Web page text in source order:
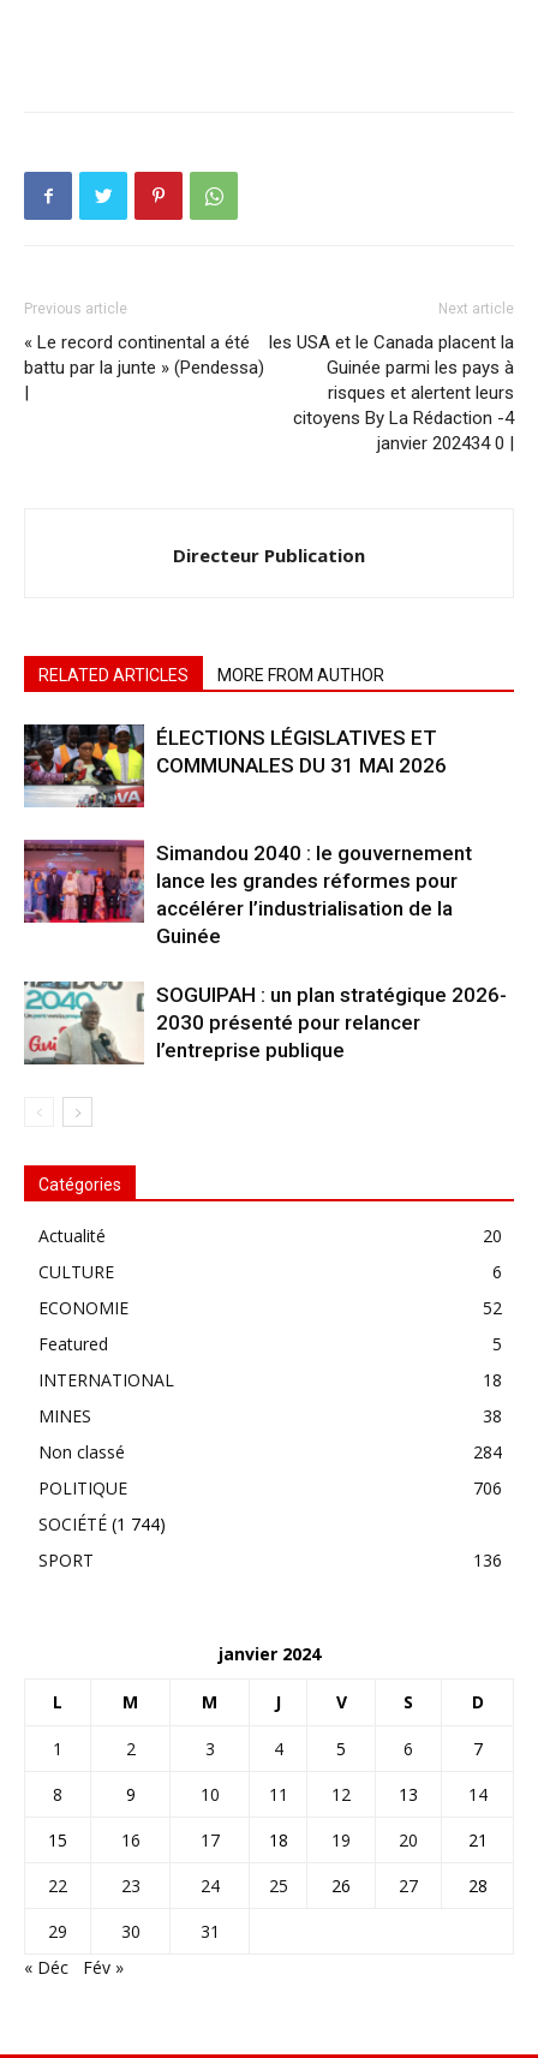
Previous article
« Le record continental a été
battu par la junte » (Pendessa)
Next article
les USA et le Canada placent la
Guinée parmi les pays à
risques et alertent leurs
citoyens By La Rédaction -4
janvier 202434 0 |
Directeur Publication
RELATED ARTICLES MORE FROM AUTHOR
ÉLECTIONS LÉGISLATIVES ET
COMMUNALES DU 31 MAI 2026
Simandou 2040 : le gouvernement
lance les grandes réformes pour
accélérer l’industrialisation de la
Guinée
SOGUIPAH : un plan stratégique 2026-
2030 présenté pour relancer
l’entreprise publique
Catégories
Actualité
20
CULTURE
6
ECONOMIE
52
Featured
5
INTERNATIONAL
18
MINES
38
Non classé
284
POLITIQUE
706
SOCIÉTÉ (1 744)
SPORT
136
janvier 2024
L M M J V S D
1 2 3 4 5 6
7
8
9 10 11 12 13
14
15
16 17 18 19 20
21
22
23 24 25 26 27
28
29
30
31
« Déc
Fév »